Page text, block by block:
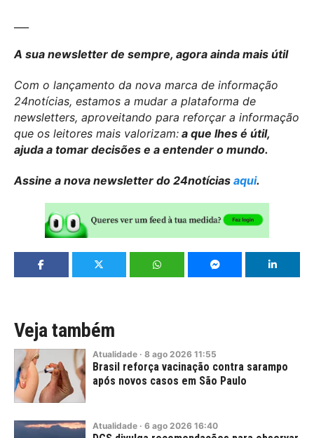
A sua newsletter de sempre, agora ainda mais útil
Com o lançamento da nova marca de informação
24notícias, estamos a mudar a plataforma de
newsletters, aproveitando para reforçar a informação
que os leitores mais valorizam: a que lhes é útil,
ajuda a tomar decisões e a entender o mundo.
Assine a nova newsletter do 24notícias aqui.
Veja também
Atualidade · 8 ago 2026 11:55
Brasil reforça vacinação contra sarampo
após novos casos em São Paulo
Atualidade · 6 ago 2026 16:40